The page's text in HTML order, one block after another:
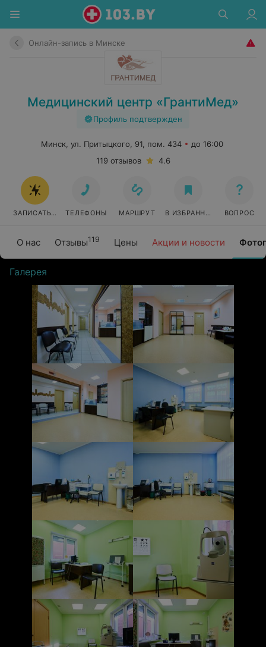
Онлайн-запись в Минске
Медицинский центр «ГрантиМед»
Профиль подтвержден
О нас Отзывы119 Цены Акции и новости
Минск, ул. Притыцкого, 91, пом. 434
до 16:00
119 отзывов
4.6
ЗАПИСАТЬСЯ ОНЛАЙН
ТЕЛЕФОНЫ МАРШРУТ В ИЗБРАННОЕ ВОПРОС
Галерея